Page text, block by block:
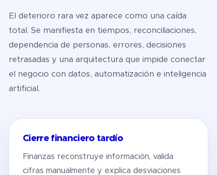
El deterioro rara vez aparece como una caída
total. Se manifiesta en tiempos, reconciliaciones,
dependencia de personas, errores, decisiones
retrasadas y una arquitectura que impide conectar
el negocio con datos, automatización e inteligencia
artificial.
Cierre financiero tardío
Finanzas reconstruye información, valida
cifras manualmente y explica desviaciones